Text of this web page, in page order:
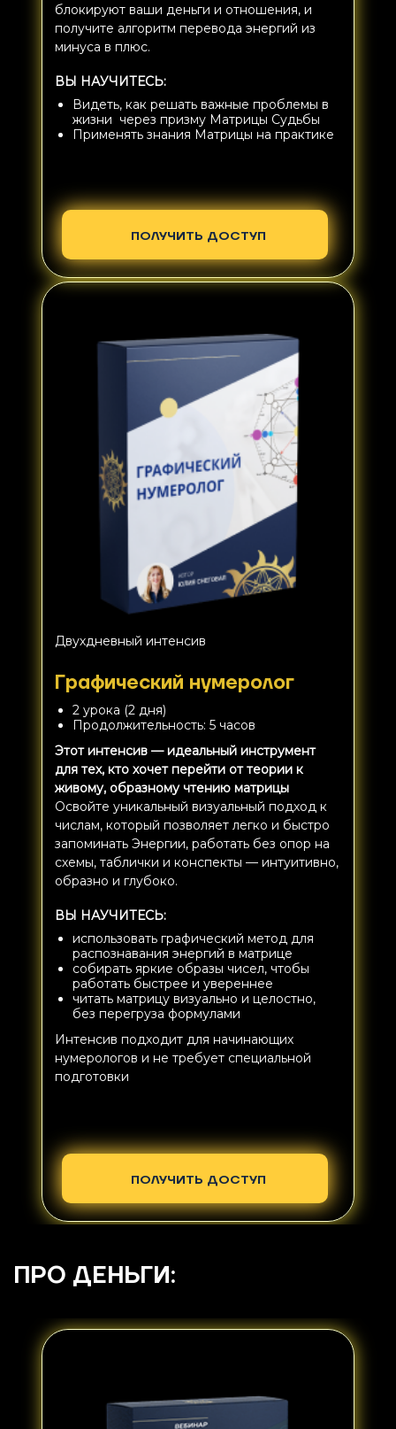
блокируют ваши деньги и отношения, и
получите алгоритм перевода энергий из
минуса в плюс.
ВЫ НАУЧИТЕСЬ:
Видеть, как решать важные проблемы в
жизни через призму Матрицы Судьбы
Применять знания Матрицы на практике
ПОЛУЧИТЬ ДОСТУП
Двухдневный интенсив
Графический нумеролог
2 урока (2 дня)
Продолжительность: 5 часов
Этот интенсив — идеальный инструмент
для тех, кто хочет перейти от теории к
живому, образному чтению матрицы
Освойте уникальный визуальный подход к
числам, который позволяет легко и быстро
запоминать Энергии, работать без опор на
схемы, таблички и конспекты — интуитивно,
образно и глубоко.
ВЫ НАУЧИТЕСЬ:
использовать графический метод для
распознавания энергий в матрице
собирать яркие образы чисел, чтобы
работать быстрее и увереннее
читать матрицу визуально и целостно,
без перегруза формулами
Интенсив подходит для начинающих
нумерологов и не требует специальной
подготовки
ПОЛУЧИТЬ ДОСТУП
ПРО ДЕНЬГИ: